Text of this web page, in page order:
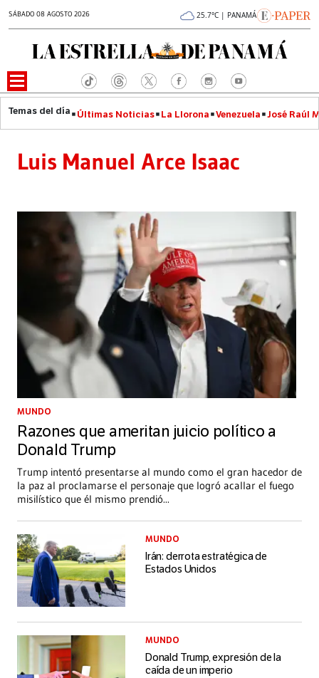
SÁBADO 08 AGOSTO 2026 25.7°C | PANAMÁ
Últimas Noticias La Llorona Venezuela José Raúl
Luis Manuel Arce Isaac
MUNDO
Razones que ameritan juicio político a
Donald Trump
Trump intentó presentarse al mundo como el gran hacedor de
la paz al proclamarse el personaje que logró acallar el fuego
misilístico que él mismo prendió...
MUNDO
Irán: derrota estratégica de
Estados Unidos
MUNDO
Donald Trump, expresión de la
caída de un imperio